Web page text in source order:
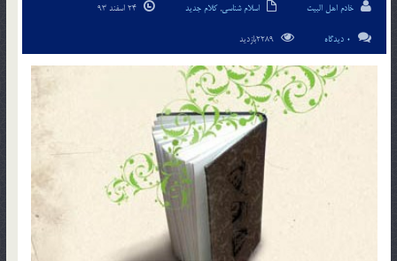
خادم اهل البیت اسلام شناسی,کلام جدید
0 دیدگاه